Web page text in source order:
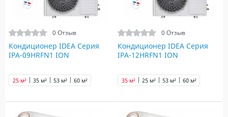
0 Отзыв
Кондиционер IDEA Серия
IPA-09HRFN1 ION
25 м² 35 м² 53 м² 60 м²
0 Отзыв
Кондиционер IDEA Серия
IPA-12HRFN1 ION
25 м²
35 м² 53 м² 60 м²